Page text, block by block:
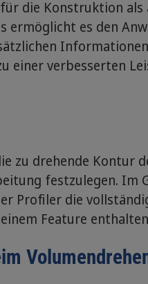
die Konstruktion
ermöglicht es den
einer verbesserten
zu drehende Kontur
festzulegen. Im
Profiler die
Feature